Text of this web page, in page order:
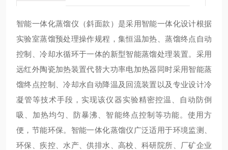
智能一体化蒸馏仪（斜面款）是采用智能一体化设计根据
实验室蒸馏预处理操作规程，集恒温加热、蒸馏终点自动
控制、冷却水循环于一体的新型智能蒸馏处理装置。采用
远红外陶瓷加热装置代替大功率电加热器同时采用智能蒸
馏终点控制、冷却水自动降温及回流装置以及专业设计冷
凝管等技术手段，实现该仪器实验精密控温、自动防倒
吸、加热均匀、防暴沸、智能终点控制等功能。使用方
便，节能环保。智能一体化蒸馏仪广泛适用于环境监测、
环保、疾控、水产、供排水、高校、科研院所、厂矿企业